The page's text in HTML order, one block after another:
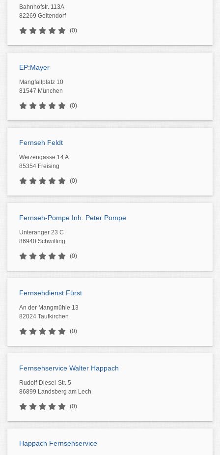
Bahnhofstr. 113A
82269 Geltendorf
(0)
EP:Mayer
Mangfallplatz 10
81547 München
(0)
Fernseh Feldt
Weizengasse 14 A
85354 Freising
(0)
Fernseh-Pompe Inh. Peter Pompe
Unteranger 23 C
86940 Schwifting
(0)
Fernsehdienst Fürst
An der Mangmühle 13
82024 Taufkirchen
(0)
Fernsehservice Walter Happach
Rudolf-Diesel-Str. 5
86899 Landsberg am Lech
(0)
Happach Fernsehservice